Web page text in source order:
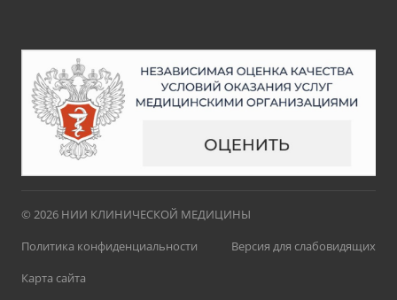
© 2026 НИИ КЛИНИЧЕСКОЙ МЕДИЦИНЫ
Политика конфиденциальности
Версия для слабовидящих
Карта сайта